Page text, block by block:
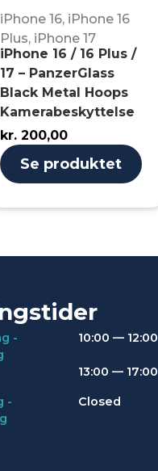
iPhone 16, iPhone 16
Plus, iPhone 17
iPhone 16 / 16 Plus /
17 – PanzerGlass
Black Metal Hoops
Kamerabeskyttelse
kr. 200,00
Se produktet
-
10:00 — 12:00
13:00 — 17:00
-
Closed